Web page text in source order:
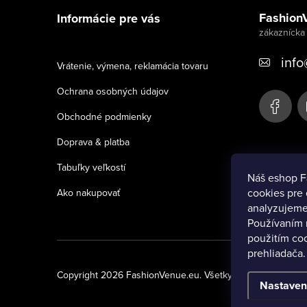
Náš eshop
cookies pre
Používaním
použitím
prehliadača.
Informácie pre vás
Vrátenie, výmena, reklamácia tovaru
Ochrana osobných údajov
Obchodné podmienky
Doprava & platba
Tabuľky veľkostí
Ako nakupovať
info
Copyright 2026 FashionVenue.eu. Všetky práva